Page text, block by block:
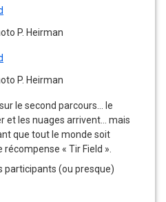
P. Heirman
P. Heirman
le second parcours… le
et les nuages arrivent… mais
que tout le monde soit
« Tir Field ».
participants (ou presque)